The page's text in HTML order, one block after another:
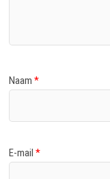
Naam*
E-mail*